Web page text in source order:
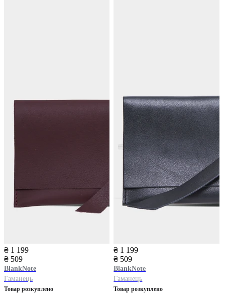
₴ 1 199
₴ 509
BlankNote
Гаманець
Товар розкуплено
₴ 1 199
₴ 509
BlankNote
Гаманець
Товар розкуплено